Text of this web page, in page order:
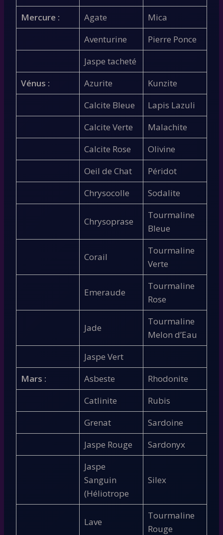
Mercure :
Agate
Mica
Aventurine
Pierre Ponce
Jaspe tacheté
Vénus :
Azurite
Kunzite
Calcite Bleue
Lapis Lazuli
Calcite Verte
Malachite
Calcite Rose
Olivine
Oeil de Chat
Péridot
Chrysocolle
Sodalite
Chrysoprase
Tourmaline
Bleue
Corail
Tourmaline
Verte
Emeraude
Tourmaline
Rose
Jade
Tourmaline
Melon d’Eau
Jaspe Vert
Mars :
Asbeste
Rhodonite
Catlinite
Rubis
Grenat
Sardoine
Jaspe Rouge
Sardonyx
Jaspe
Sanguin
(Héliotrope
Silex
Lave
Tourmaline
Rouge